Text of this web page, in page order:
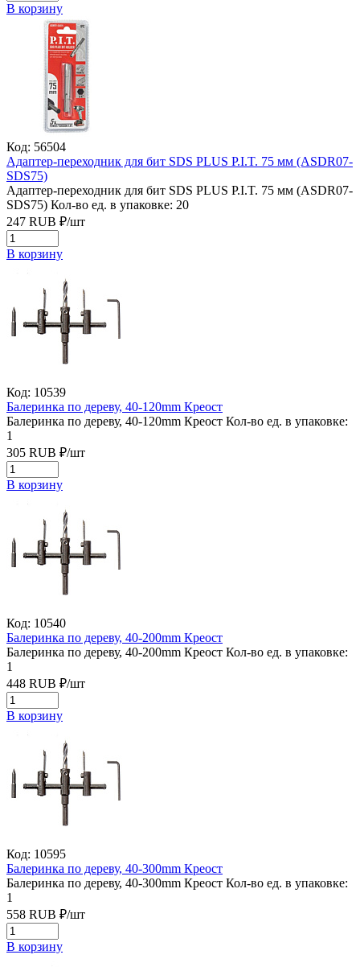
В корзину
Код: 56504
Адаптер-переходник для бит SDS PLUS P.I.T. 75 мм (ASDR07-
SDS75)
Адаптер-переходник для бит SDS PLUS P.I.T. 75 мм (ASDR07-
SDS75) Кол-во ед. в упаковке: 20
247 RUB ₽/шт
В корзину
Код: 10539
Балеринка по дереву, 40-120mm Креост
Балеринка по дереву, 40-120mm Креост Кол-во ед. в упаковке:
1
305 RUB ₽/шт
В корзину
Код: 10540
Балеринка по дереву, 40-200mm Креост
Балеринка по дереву, 40-200mm Креост Кол-во ед. в упаковке:
1
448 RUB ₽/шт
В корзину
Код: 10595
Балеринка по дереву, 40-300mm Креост
Балеринка по дереву, 40-300mm Креост Кол-во ед. в упаковке:
1
558 RUB ₽/шт
В корзину